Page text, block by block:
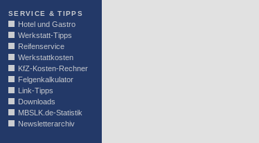
SERVICE & TIPPS
Hotel und Gastro
Werkstatt-Tipps
Reifenservice
Werkstattkosten
KfZ-Kosten-Rechner
Felgenkalkulator
Link-Tipps
Downloads
MBSLK.de-Statistik
Newsletterarchiv